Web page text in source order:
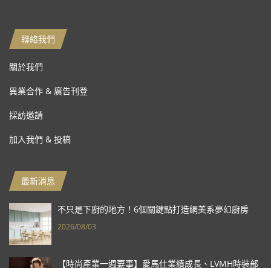
聯絡我們
關於我們
異業合作 & 廣告刊登
採訪邀請
加入我們 & 投稿
最新消息
不只是下廚的地方！6個關鍵點打造網美系夢幻廚房
2026/08/03
【時尚產業一週要事】愛馬仕業績成長、LVMH時裝部